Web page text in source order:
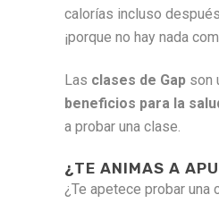
calorías incluso
¡porque no hay nada
Las clases de Gap son
beneficios para la
a probar una clase.
¿TE ANIMAS A
¿Te apetece probar una